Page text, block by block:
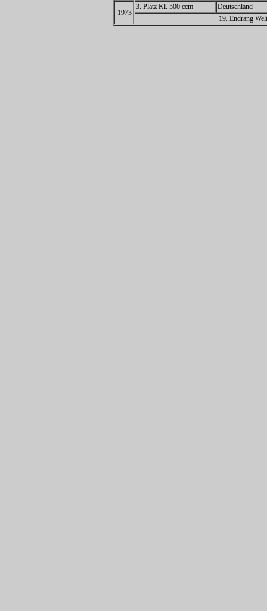
1973
3. Platz Kl. 500 ccm
Deutschland
19. Endrang